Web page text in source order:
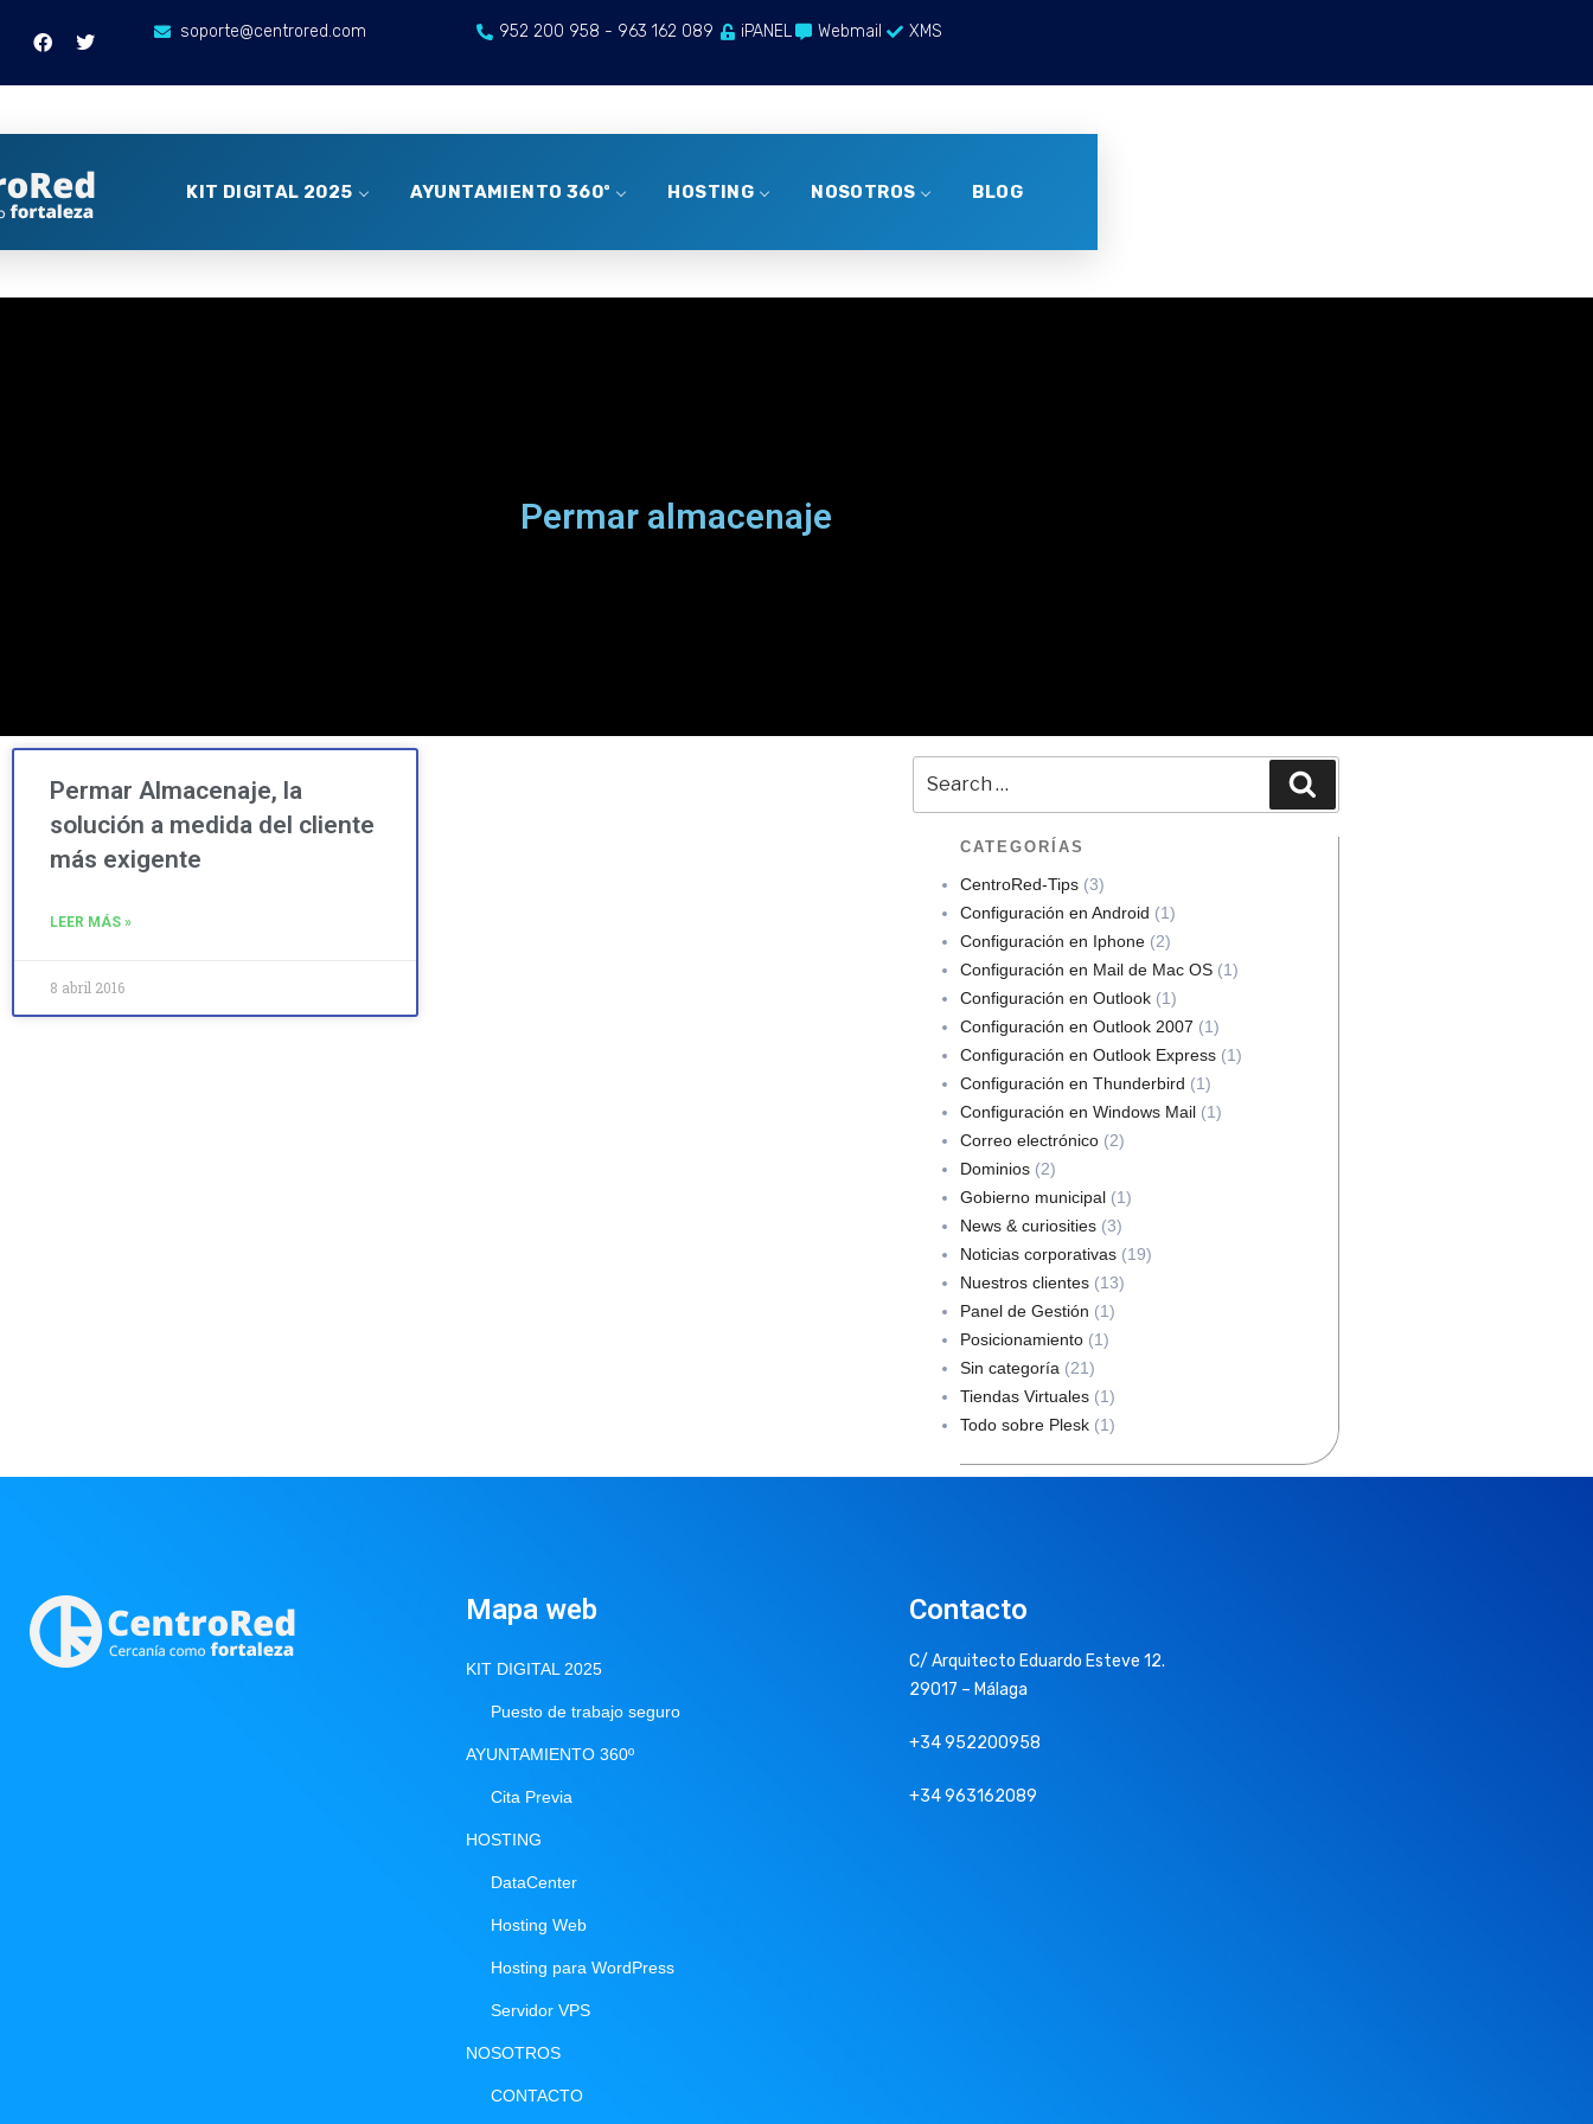
soporte@centrored.com 952 200 958 - 963 162 089 iPANEL Webmail XMS
KIT DIGITAL 2025 AYUNTAMIENTO 360º HOSTING NOSOTROS BLOG
Permar almacenaje
Permar Almacenaje, la
solución a medida del cliente
más exigente
LEER MÁS »
8 abril 2016
CATEGORÍAS
CentroRed-Tips(3)
Configuración en Android (1)
Configuración en Iphone(2)
Configuración en Mail de Mac OS(1)
Configuración en Outlook(1)
Configuración en Outlook 2007 (1)
Configuración en Outlook Express(1)
Configuración en Thunderbird (1)
Configuración en Windows Mail(1)
Correo electrónico(2)
Dominios(2)
Gobierno municipal(1)
News & curiosities(3)
Noticias corporativas(19)
Nuestros clientes(13)
Panel de Gestión (1)
Posicionamiento(1)
Sin categoría (21)
Tiendas Virtuales(1)
Todo sobre Plesk(1)
Mapa web
KIT DIGITAL 2025
Puesto de trabajo seguro
AYUNTAMIENTO 360º
Cita Previa
HOSTING
DataCenter
Hosting Web
Hosting para WordPress
Servidor VPS
NOSOTROS
CONTACTO
Contacto
C/ Arquitecto Eduardo Esteve 12.
29017 – Málaga
+34 952200958
+34 963162089